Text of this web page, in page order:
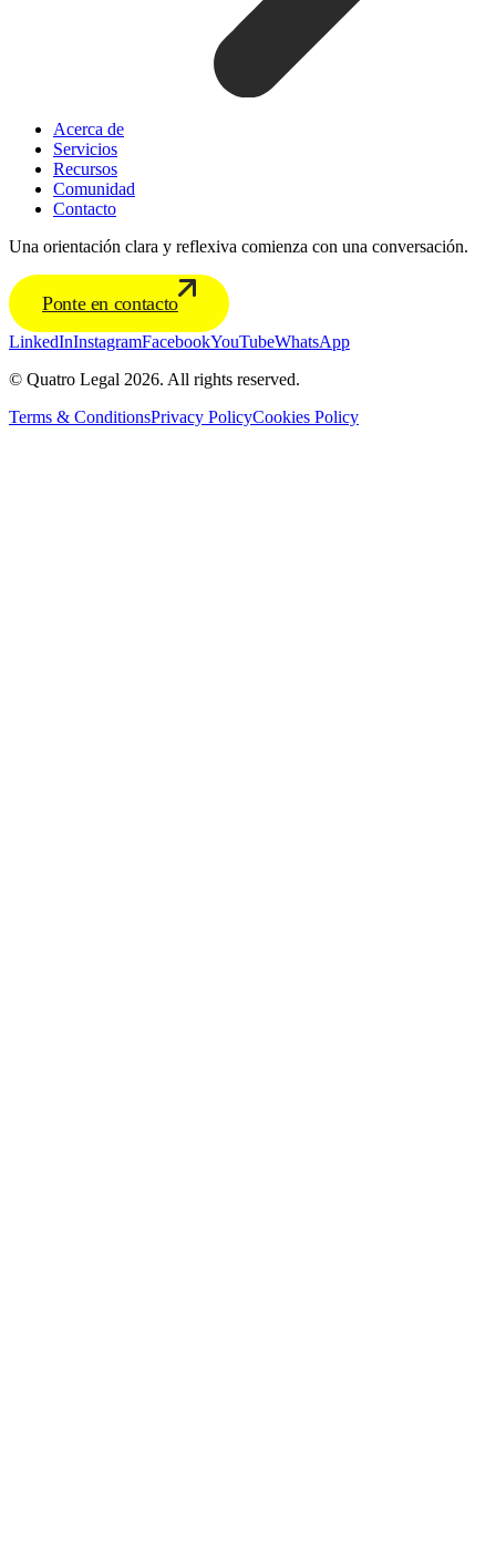
Acerca de
Servicios
Recursos
Comunidad
Contacto
Una orientación clara y reflexiva comienza con una conversación.
Ponte en contacto
LinkedInInstagramFacebookYouTubeWhatsApp
© Quatro Legal 2026. All rights reserved.
Terms & ConditionsPrivacy PolicyCookies Policy